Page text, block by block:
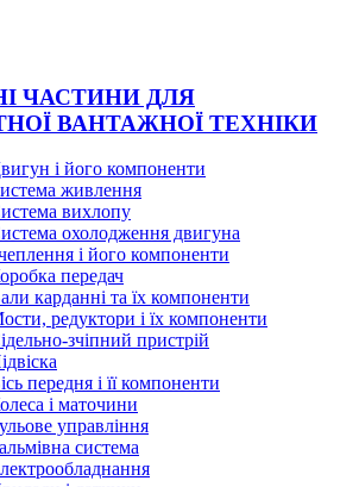
ЧАСТИНИ ДЛЯ
ВАНТАЖНОЇ ТЕХНІКИ
і його компоненти
живлення
вихлопу
охолодження двигуна
і його компоненти
передач
карданні та їх компоненти
редуктори і їх компоненти
зчіпний пристрій
передня і її компоненти
і маточини
управління
система